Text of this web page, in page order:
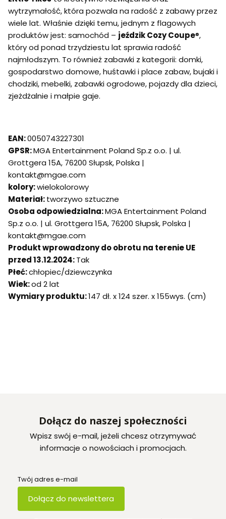
wytrzymałość, która pozwala na radość z zabawy przez
wiele lat. Właśnie dzięki temu, jednym z flagowych
produktów jest: samochód – jeździk Cozy Coupe®,
który od ponad trzydziestu lat sprawia radość
najmłodszym. To również zabawki z kategorii: domki,
gospodarstwo domowe, huśtawki i place zabaw, bujaki i
chodziki, mebelki, zabawki ogrodowe, pojazdy dla dzieci,
zjeżdżalnie i małpie gaje.
EAN:0050743227301
GPSR:MGA Entertainment Poland Sp.z o.o. | ul.
Grottgera 15A, 76200 Słupsk, Polska |
kontakt@mgae.com
kolory:wielokolorowy
Materiał:tworzywo sztuczne
Osoba odpowiedzialna:MGA Entertainment Poland
Sp.z o.o. | ul. Grottgera 15A, 76200 Słupsk, Polska |
kontakt@mgae.com
Produkt wprowadzony do obrotu na terenie UE
przed 13.12.2024:Tak
Płeć:chłopiec/dziewczynka
Wiek:od 2 lat
Wymiary produktu:147 dł. x 124 szer. x 155wys. (cm)
Dołącz do naszej społeczności
Wpisz swój e-mail, jeżeli chcesz otrzymywać
informacje o nowościach i promocjach.
Twój adres e-mail
Dołącz do newslettera